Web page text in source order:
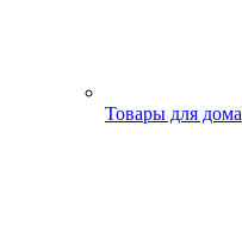
Товары для дома